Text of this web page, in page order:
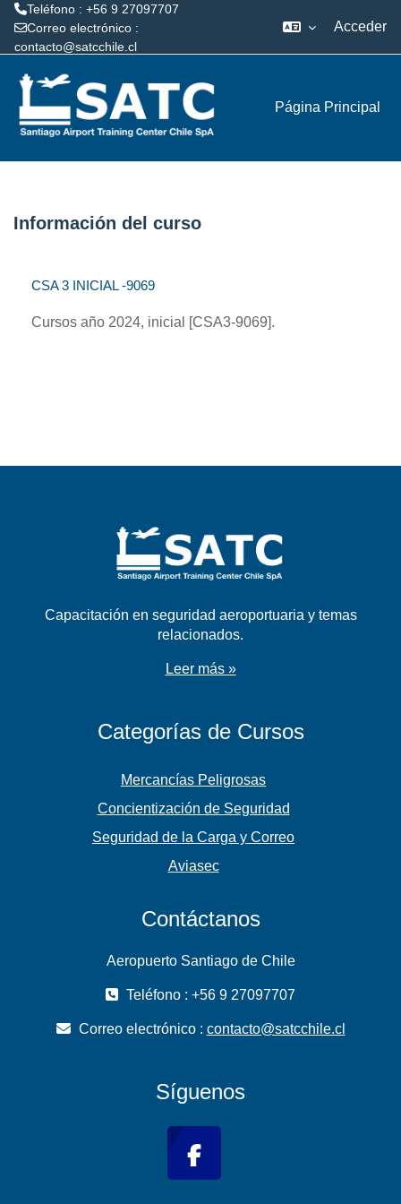
Teléfono : +56 9 27097707
Correo electrónico :
contacto@satcchile.cl
Acceder
Página Principal
Información del curso
CSA 3 INICIAL -9069
Cursos año 2024, inicial [CSA3-9069].
Capacitación en seguridad aeroportuaria y temas
relacionados.
Leer más »
Categorías de Cursos
Mercancías Peligrosas
Concientización de Seguridad
Seguridad de la Carga y Correo
Aviasec
Contáctanos
Aeropuerto Santiago de Chile
Teléfono : +56 9 27097707
Correo electrónico : contacto@satcchile.cl
Síguenos